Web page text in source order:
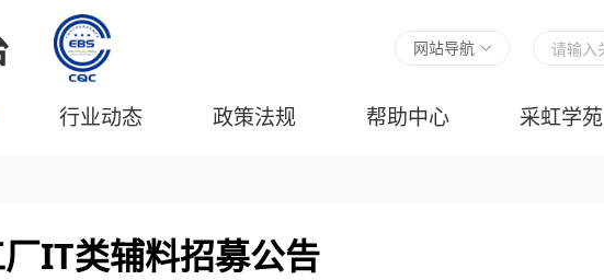
网站导航
行业动态 政策法规 帮助中心 采虹学苑
IT类辅料招募公告